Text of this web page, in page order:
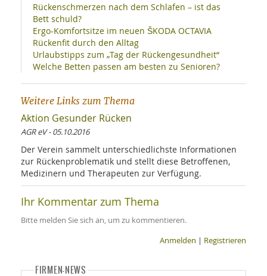
Rückenschmerzen nach dem Schlafen – ist das
Bett schuld?
Ergo-Komfortsitze im neuen ŠKODA OCTAVIA
Rückenfit durch den Alltag
Urlaubstipps zum „Tag der Rückengesundheit“
Welche Betten passen am besten zu Senioren?
Weitere Links zum Thema
Aktion Gesunder Rücken
AGR eV - 05.10.2016
Der Verein sammelt unterschiedlichste Informationen
zur Rückenproblematik und stellt diese Betroffenen,
Medizinern und Therapeuten zur Verfügung.
Ihr Kommentar zum Thema
Bitte melden Sie sich an, um zu kommentieren.
Anmelden | Registrieren
FIRMEN-NEWS